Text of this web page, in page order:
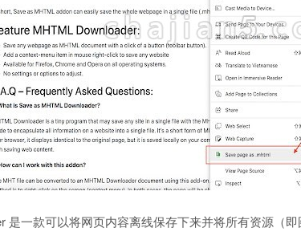
是一款可以将网页内容离线保存下来并将所有资源（即